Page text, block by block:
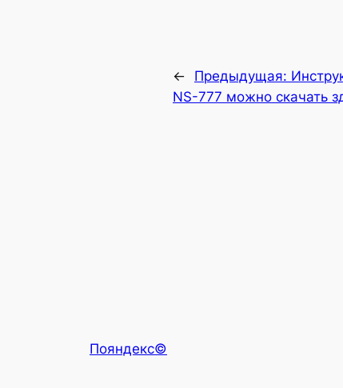
← Предыдущая:
NS-777 можно скачать
Пояндекс©